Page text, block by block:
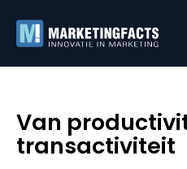
Van
transactiviteit